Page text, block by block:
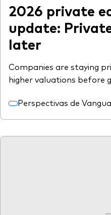
2026 private
update:
later
Companies are staying
higher valuations before
Perspectivas de